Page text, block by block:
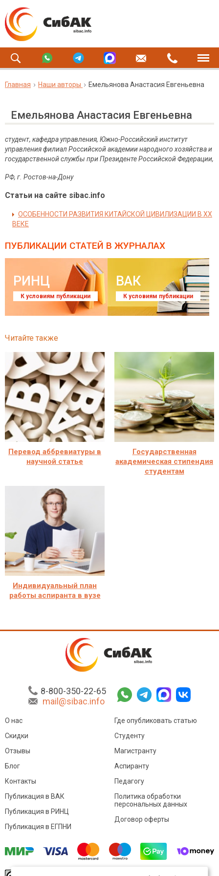
Главная Наши авторы Емельянова Анастасия Евгеньевна
Емельянова Анастасия Евгеньевна
студент, кафедра управления, Южно-Российский институт
управления филиал Российской академии народного хозяйства и
государственной службы при Президенте Российской Федерации,
РФ, г. Ростов-на-Дону
Статьи на сайте sibac.info
ОСОБЕННОСТИ РАЗВИТИЯ КИТАЙСКОЙ ЦИВИЛИЗАЦИИ В ХХ
ВЕКЕ
ПУБЛИКАЦИИ СТАТЕЙ В ЖУРНАЛАХ
РИНЦ
К условиям публикации
ВАК
К условиям публикации
Читайте также
Перевод аббревиатуры в
научной статье
Государственная
академическая стипендия
студентам
Индивидуальный план
работы аспиранта в вузе
8-800-350-22-65
mail@sibac.info
О нас
Скидки
Отзывы
Блог
Контакты
Где опубликовать статью
Студенту
Магистранту
Аспиранту
Педагогу
Публикация в ВАК
Публикация в РИНЦ
Публикация в ЕГПНИ
Политика обработки
персональных данных
Договор оферты